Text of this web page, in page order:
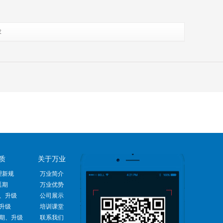
新规
期
升级
级
、升级
关于万业
万业简介
万业优势
公司展示
培训课堂
联系我们